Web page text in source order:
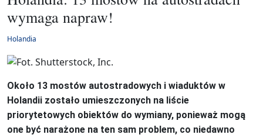
wymaga napraw!
Holandia
Około 13 mostów autostradowych i wiaduktów w
Holandii zostało umieszczonych na liście
priorytetowych obiektów do wymiany, ponieważ mogą
one być narażone na ten sam problem, co niedawno